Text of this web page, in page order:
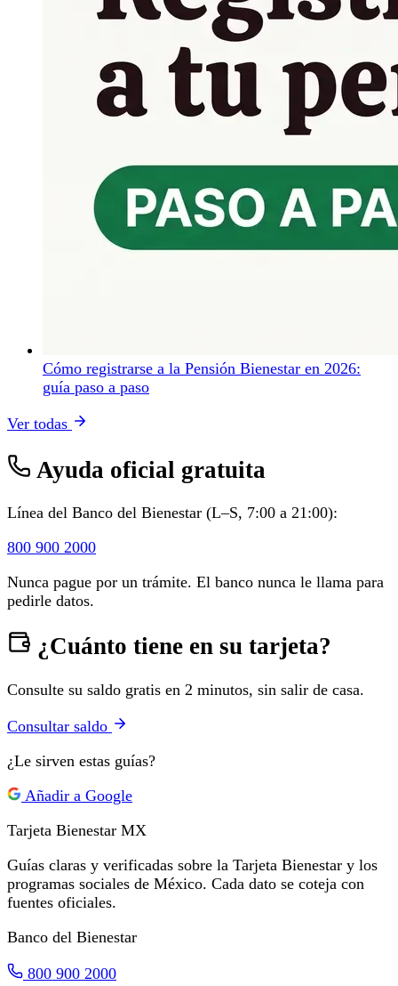
Cómo registrarse a la Pensión Bienestar en 2026:
guía paso a paso
Ver todas
Ayuda oficial gratuita
Línea del Banco del Bienestar (L–S, 7:00 a 21:00):
800 900 2000
Nunca pague por un trámite. El banco nunca le llama para
pedirle datos.
¿Cuánto tiene en su tarjeta?
Consulte su saldo gratis en 2 minutos, sin salir de casa.
Consultar saldo
¿Le sirven estas guías?
Añadir a Google
Tarjeta Bienestar MX
Guías claras y verificadas sobre la Tarjeta Bienestar y los
programas sociales de México. Cada dato se coteja con
fuentes oficiales.
Banco del Bienestar
800 900 2000